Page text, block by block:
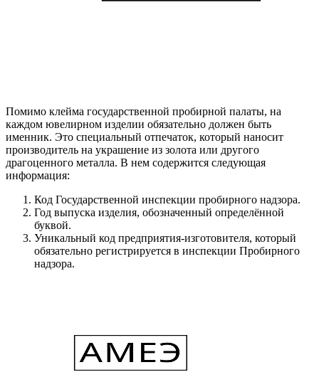
Помимо клейма государственной пробирной палаты, на
каждом ювелирном изделии обязательно должен быть
именник. Это специальный отпечаток, который наносит
производитель на украшение из золота или другого
драгоценного металла. В нем содержится следующая
информация:
Код Государственной инспекции пробирного надзора.
Год выпуска изделия, обозначенный определённой
буквой.
Уникальный код предприятия-изготовителя, который
обязательно регистрируется в инспекции Пробирного
надзора.